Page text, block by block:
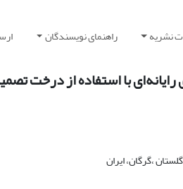
نشریه راهنمای نویسندگان
با استفاده از درخت
،گرگان، ایران